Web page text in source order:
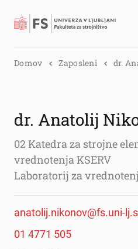
Išči
Domov Zaposleni dr.
dr. Anatolij
02 Katedra za strojne
vrednotenja KSERV
Laboratorij za
anatolij.nikonov@fs.uni-
01 4771 505